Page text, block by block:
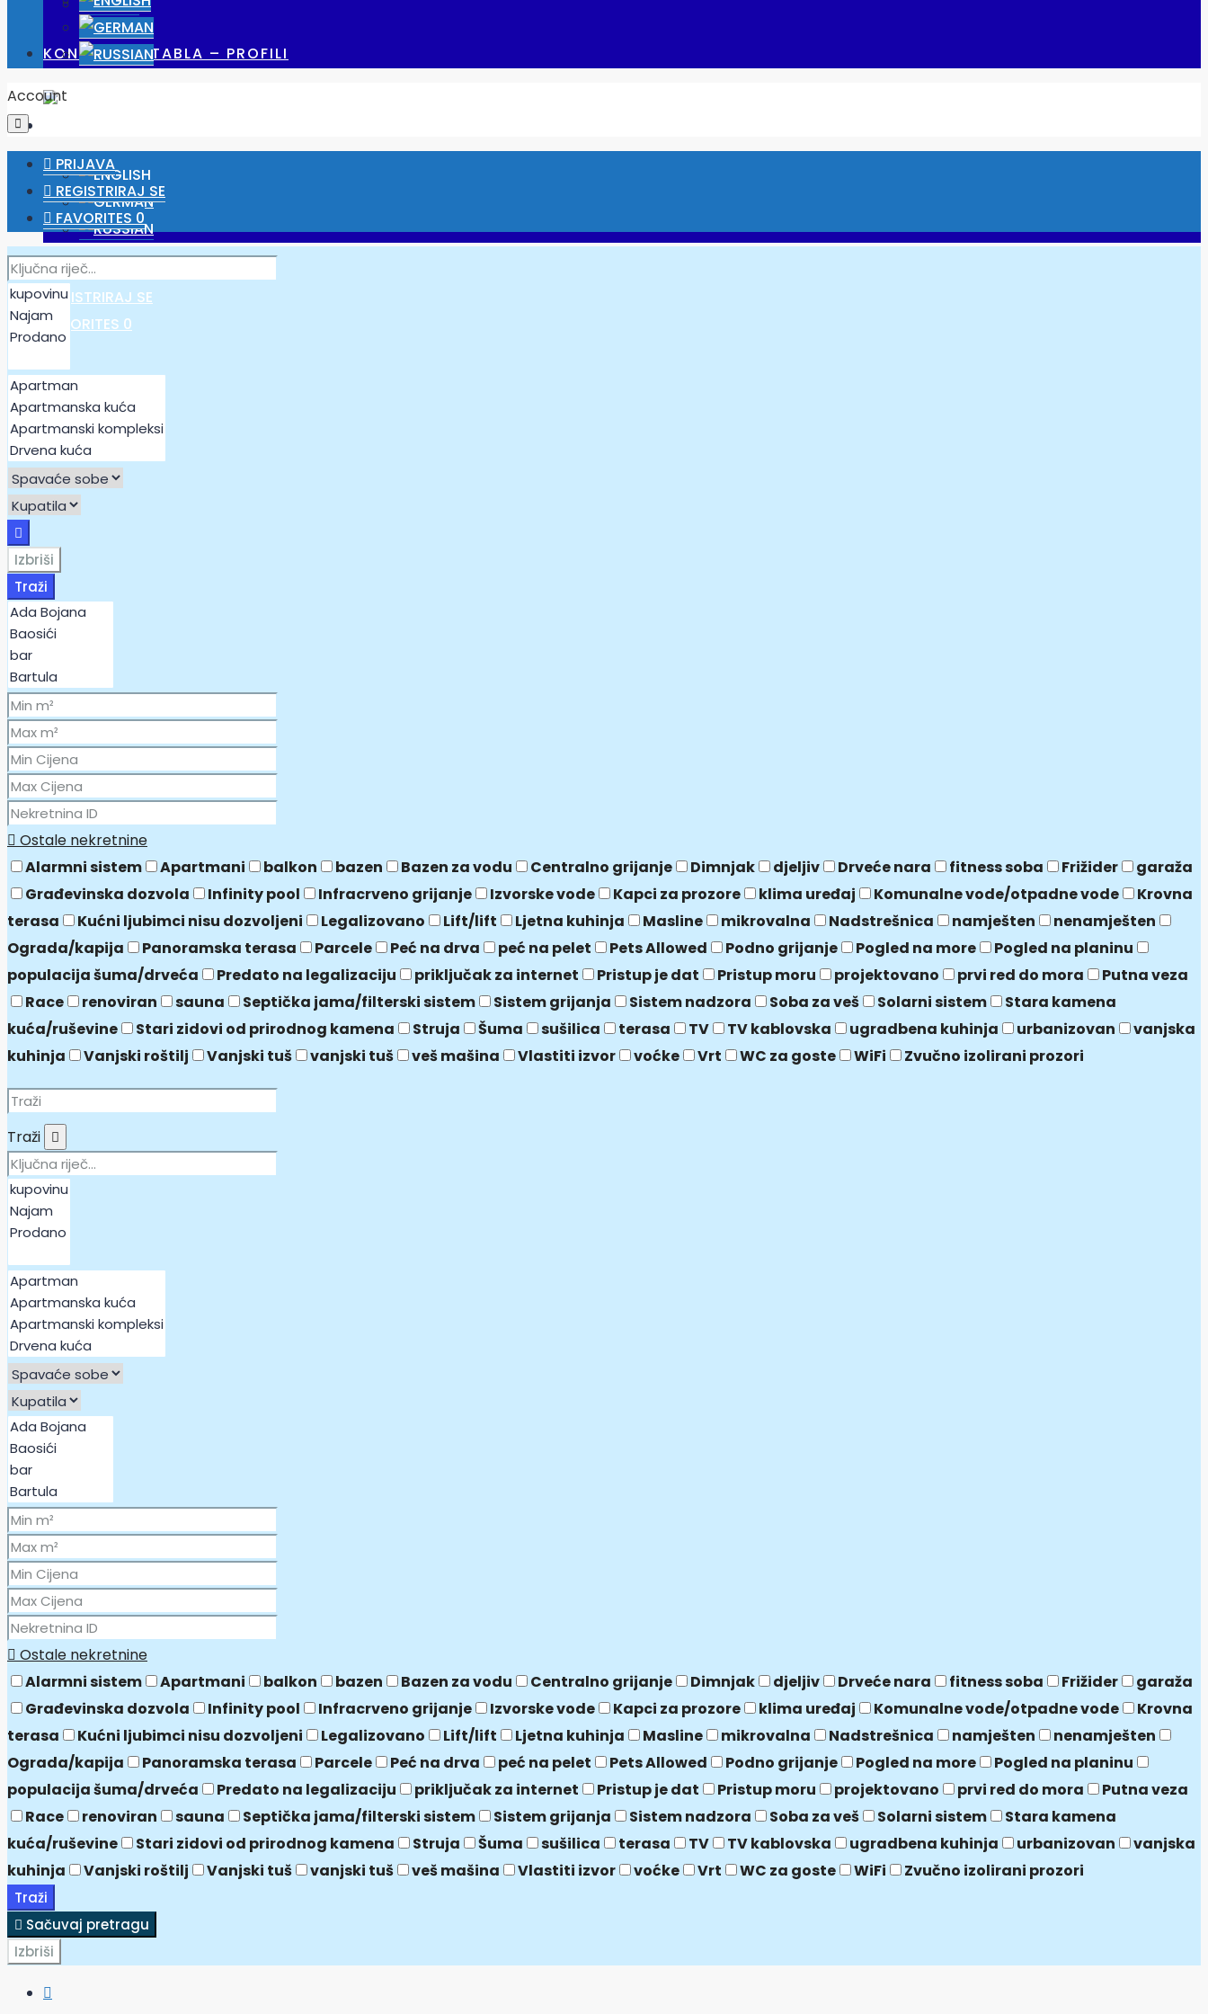
KONTROLNA TABLA – PROFILI
PRIJAVA
REGISTRIRAJ SE
FAVORITES 0
Account
PRIJAVA
REGISTRIRAJ SE
FAVORITES 0
Izbriši
Traži
Ostale nekretnine
Alarmni sistem
Apartmani balkon bazen Bazen za vodu Centralno grijanje Dimnjak djeljiv Drveće nara fitness soba Frižider
garaža
Građevinska dozvola
Infinity pool Infracrveno grijanje Izvorske vode Kapci za prozore klima uređaj Komunalne vode/otpadne vode
Krovna
terasa
Kućni ljubimci nisu dozvoljeni Legalizovano Lift/lift Ljetna kuhinja Masline mikrovalna Nadstrešnica namješten
nenamješten
Ograda/kapija
Panoramska terasa Parcele Peć na drva peć na pelet Pets Allowed Podno grijanje Pogled na more
Pogled na planinu
populacija šuma/drveća
Predato na legalizaciju priključak za internet Pristup je dat Pristup moru projektovano prvi red do mora
Putna veza
Race
renoviran sauna Septička jama/filterski sistem Sistem grijanja Sistem nadzora Soba za veš Solarni sistem
Stara kamena
kuća/ruševine
Stari zidovi od prirodnog kamena Struja Šuma sušilica terasa TV TV kablovska ugradbena kuhinja urbanizovan
vanjska
kuhinja
Vanjski roštilj Vanjski tuš vanjski tuš veš mašina Vlastiti izvor voćke Vrt WC za goste WiFi Zvučno izolirani prozori
Traži
Ostale nekretnine
Alarmni sistem
Apartmani balkon bazen Bazen za vodu Centralno grijanje Dimnjak djeljiv Drveće nara fitness soba Frižider
garaža
Građevinska dozvola
Infinity pool Infracrveno grijanje Izvorske vode Kapci za prozore klima uređaj Komunalne vode/otpadne vode
Krovna
terasa
Kućni ljubimci nisu dozvoljeni Legalizovano Lift/lift Ljetna kuhinja Masline mikrovalna Nadstrešnica namješten
nenamješten
Ograda/kapija
Panoramska terasa Parcele Peć na drva peć na pelet Pets Allowed Podno grijanje Pogled na more
Pogled na planinu
populacija šuma/drveća
Predato na legalizaciju priključak za internet Pristup je dat Pristup moru projektovano prvi red do mora
Putna veza
Race
renoviran sauna Septička jama/filterski sistem Sistem grijanja Sistem nadzora Soba za veš Solarni sistem
Stara kamena
kuća/ruševine
Stari zidovi od prirodnog kamena Struja Šuma sušilica terasa TV TV kablovska ugradbena kuhinja urbanizovan
vanjska
kuhinja
Vanjski roštilj Vanjski tuš vanjski tuš veš mašina Vlastiti izvor voćke Vrt WC za goste WiFi Zvučno izolirani prozori
Traži
Sačuvaj pretragu
Izbriši